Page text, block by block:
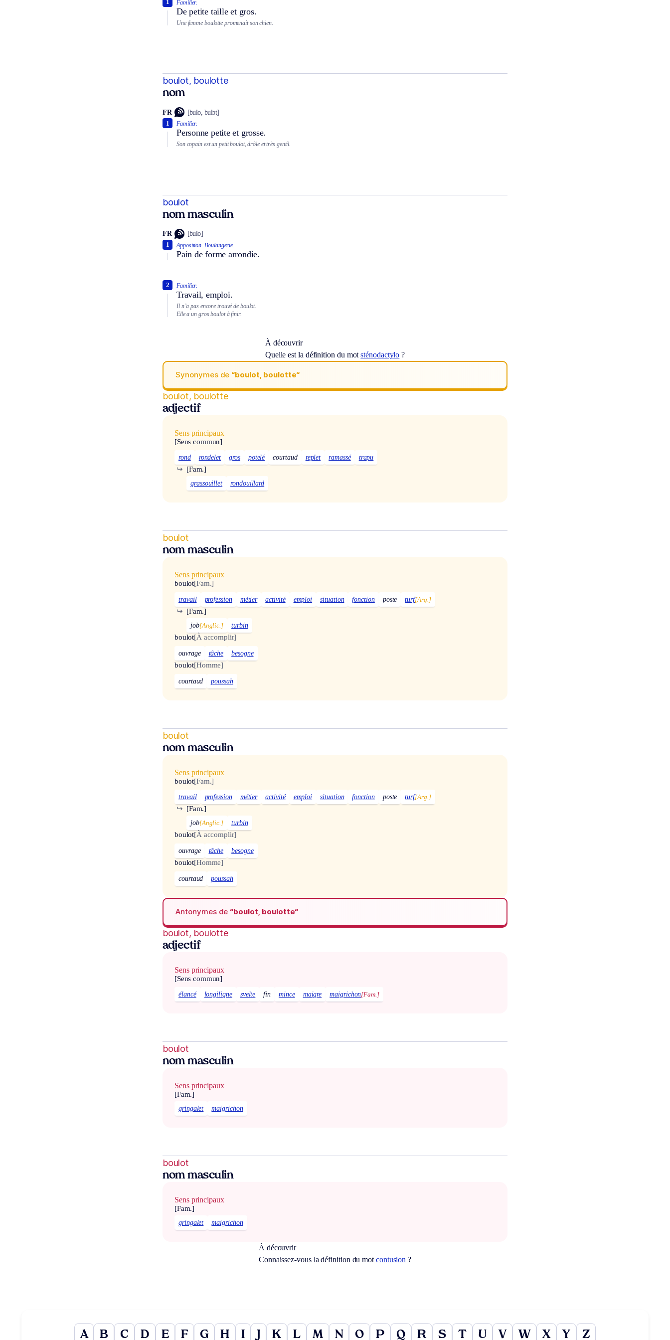
Familier.
De petite taille et gros.
1
Une femme boulotte promenait son chien.
boulot, boulotte
nom
FR [bulo, bulɔt]
Familier.
Personne petite et grosse.
1
Son copain est un petit boulot, drôle et très gentil.
boulot
nom masculin
FR [bulo]
Apposition. Boulangerie.
Pain de forme arrondie.
1
Familier.
Travail, emploi.
2
Il n’a pas encore trouvé de boulot.
Elle a un gros boulot à finir.
À découvrir
Quelle est la définition du motsténodactylo ?
Synonymes de “boulot, boulotte“
boulot, boulotte
adjectif
Sens principaux
[Sens commun]
rond rondelet gros potelé courtaud replet ramassé trapu
[Fam.]
↪
grassouillet rondouillard
boulot
nom masculin
Sens principaux
boulot[Fam.]
travail profession métier activité emploi situation fonction poste turf[Arg.]
[Fam.]
↪
job[Anglic.] turbin
boulot[À accomplir]
ouvrage tâche besogne
boulot[Homme]
courtaud poussah
boulot
nom masculin
Sens principaux
boulot[Fam.]
travail profession métier activité emploi situation fonction poste turf[Arg.]
[Fam.]
↪
job[Anglic.] turbin
boulot[À accomplir]
ouvrage tâche besogne
boulot[Homme]
courtaud poussah
Antonymes de “boulot, boulotte“
boulot, boulotte
adjectif
Sens principaux
[Sens commun]
élancé longiligne svelte fin mince maigre maigrichon[Fam.]
boulot
nom masculin
Sens principaux
[Fam.]
gringalet maigrichon
boulot
nom masculin
Sens principaux
[Fam.]
gringalet maigrichon
À découvrir
Connaissez-vous la définition du mot contusion ?
A B C D E F G H I J K L M N O P Q R S T U V W X Y Z